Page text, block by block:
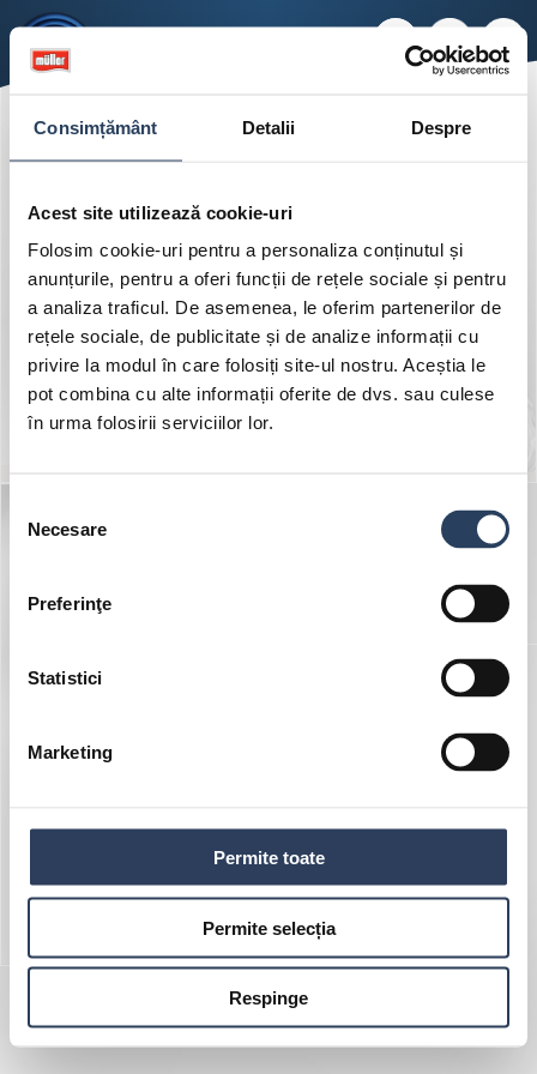
Consimțământ Detalii Despre
Acest site utilizează cookie-uri
Folosim cookie-uri pentru a personaliza conținutul și
anunțurile, pentru a oferi funcții de rețele sociale și pentru
a analiza traficul. De asemenea, le oferim partenerilor de
rețele sociale, de publicitate și de analize informații cu
privire la modul în care folosiți site-ul nostru. Aceștia le
pot combina cu alte informații oferite de dvs. sau culese
în urma folosirii serviciilor lor.
consimțământului
Necesare
Preferinţe
Statistici
Marketing
Permite toate
Permite selecția
Respinge
Müller AYRAN